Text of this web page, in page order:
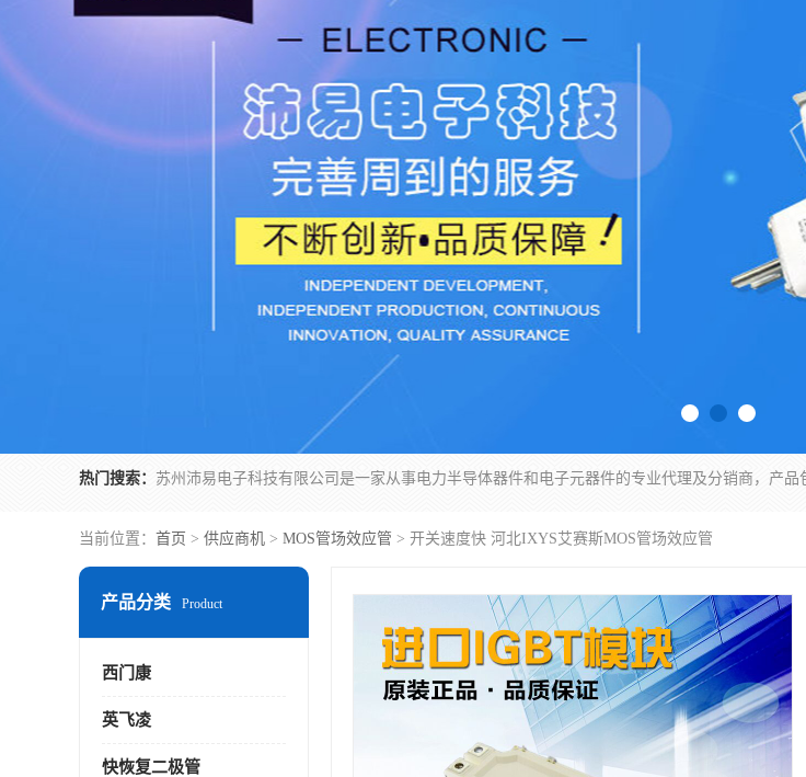
热门搜索：
当前位置： 首页 > 供应商机 > MOS管场效应管 > 开关速度快 河北IXYS艾赛斯MOS管场效应管
产品分类 Product
西门康
英飞凌
快恢复二极管